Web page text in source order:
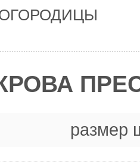
размер